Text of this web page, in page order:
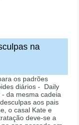
na
os padrões
diários - Daily
da mesma cadeia
aos pais
o casal Kate e
deve-se a